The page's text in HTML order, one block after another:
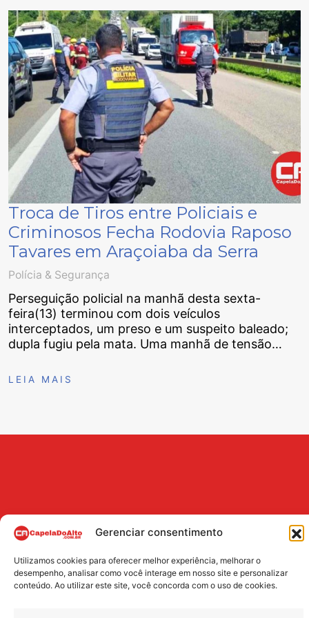
Gerenciar consentimento
Utilizamos cookies para oferecer melhor experiência, melhorar o
desempenho, analisar como você interage em nosso site e personalizar
conteúdo. Ao utilizar este site, você concorda com o uso de cookies.
Troca de Tiros entre Policiais e
Criminosos Fecha Rodovia Raposo
Tavares em Araçoiaba da Serra
Polícia & Segurança
Perseguição policial na manhã desta sexta-
feira(13) terminou com dois veículos
interceptados, um preso e um suspeito baleado;
dupla fugiu pela mata. Uma manhã de tensão…
LEIA MAIS
BUSCA